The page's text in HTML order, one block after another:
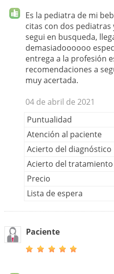
Es la pediatra de mi
citas con dos
segui en busqueda,
demasiadoooooo
entrega a la profesión
recomendaciones a
muy acertada.
04 de abril de 2021
Puntualidad
Atención al paciente
Acierto del diagnóstico
Acierto del tratamiento
Precio
Lista de espera
Paciente